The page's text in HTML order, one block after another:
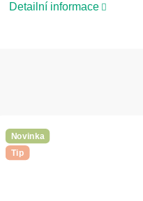
Detailní informace
Novinka
Tip